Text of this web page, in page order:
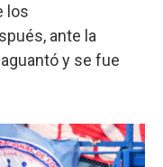
los
ante la
aguantó y se fue